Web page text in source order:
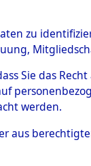
zu
Sie das
werden.
aus